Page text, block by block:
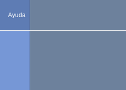
Ayuda